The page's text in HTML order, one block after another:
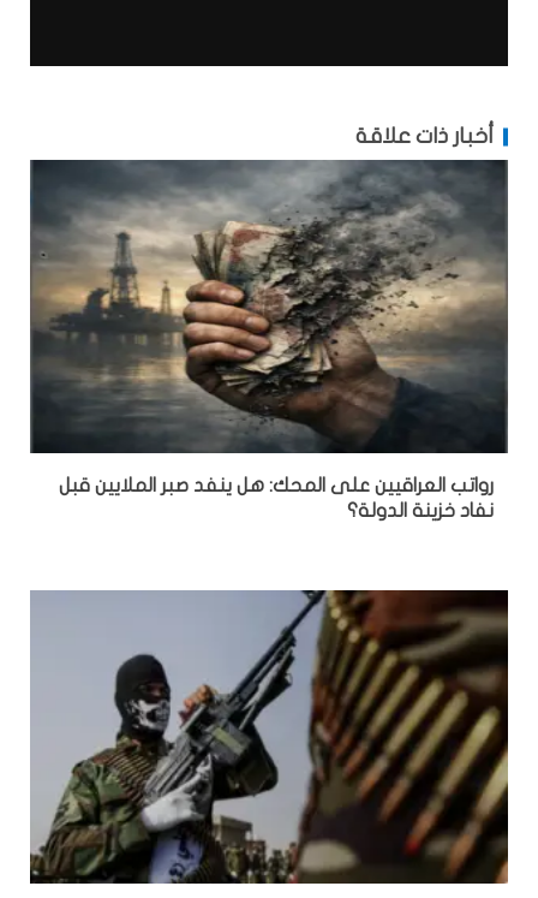
أخبار ذات علاقة
رواتب العراقيين على المحك: هل ينفد صبر الملايين قبل
نفاد خزينة الدولة؟